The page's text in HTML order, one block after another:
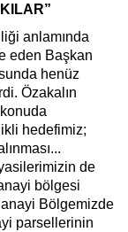
anlamında
eden Başkan
henüz
Özakalın
hedefimiz;
de
bölgesi
Bölgemizde
parsellerinin